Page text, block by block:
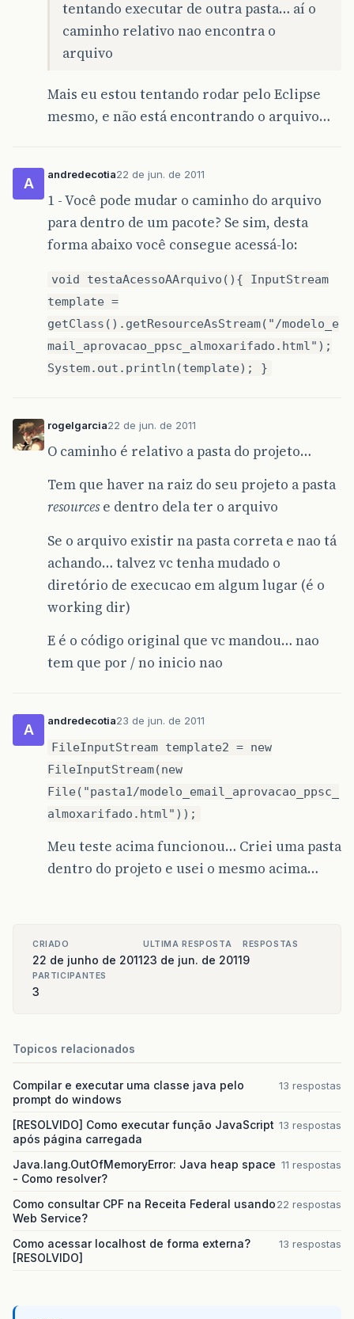
tentando executar de outra pasta… aí o
caminho relativo nao encontra o
arquivo
Mais eu estou tentando rodar pelo Eclipse
mesmo, e não está encontrando o arquivo…
A
andredecotia22 de jun. de 2011
1 - Você pode mudar o caminho do arquivo
para dentro de um pacote? Se sim, desta
forma abaixo você consegue acessá-lo:
void testaAcessoAArquivo(){ InputStream
template =
getClass().getResourceAsStream("/modelo_e
mail_aprovacao_ppsc_almoxarifado.html");
System.out.println(template); }
rogelgarcia22 de jun. de 2011
O caminho é relativo a pasta do projeto…
Tem que haver na raiz do seu projeto a pasta
resourcese dentro dela ter o arquivo
Se o arquivo existir na pasta correta e nao tá
achando… talvez vc tenha mudado o
diretório de execucao em algum lugar (é o
working dir)
E é o código original que vc mandou… nao
tem que por / no inicio nao
A
andredecotia23 de jun. de 2011
FileInputStream template2 = new
FileInputStream(new
File("pasta1/modelo_email_aprovacao_ppsc_
almoxarifado.html"));
Meu teste acima funcionou… Criei uma pasta
dentro do projeto e usei o mesmo acima…
CRIADO
22 de junho de 2011
ULTIMA RESPOSTA
23 de jun. de 2011
RESPOSTAS
9
PARTICIPANTES
3
Topicos relacionados
Compilar e executar uma classe java pelo
prompt do windows
13 respostas
[RESOLVIDO] Como executar função JavaScript
após página carregada
13 respostas
Java.lang.OutOfMemoryError: Java heap space
- Como resolver?
11 respostas
Como consultar CPF na Receita Federal usando
Web Service?
22 respostas
Como acessar localhost de forma externa?
[RESOLVIDO]
13 respostas